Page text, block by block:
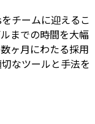
チームに迎えるこ
までの時間を大幅
ヶ月にわたる採用
なツールと手法を